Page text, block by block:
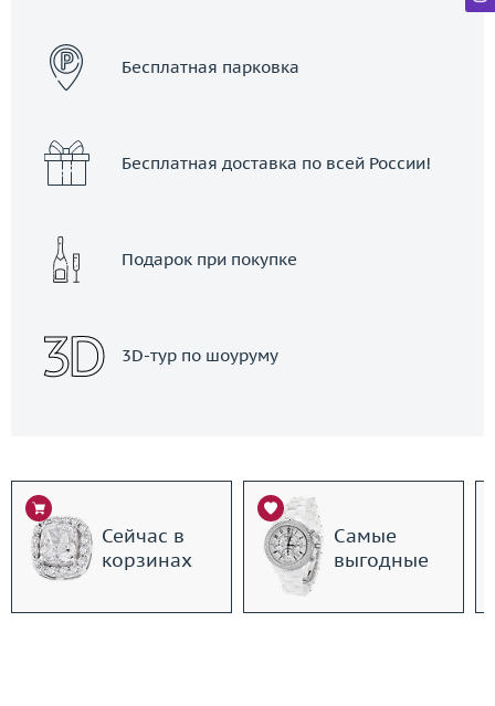
Бесплатная парковка
Бесплатная доставка по всей России!
Подарок при покупке
3D-тур по шоуруму
Сейчас в
корзинах
Самые
выгодные